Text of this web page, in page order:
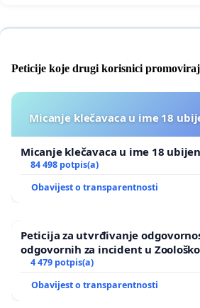
Peticije koje drugi korisnici
Micanje klečavaca u ime 18
Micanje klečavaca u ime 18
84 498 potpis(a)
Obavijest o transparentnosti
Peticija za utvrđivanje
odgovornih za incident u
Zagreba
4 479 potpis(a)
Obavijest o transparentnosti